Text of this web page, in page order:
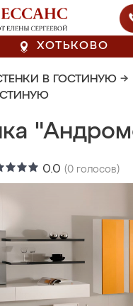
ХОТЬКОВО
В ГОСТИНУЮ →
0.0 (0 голосов)